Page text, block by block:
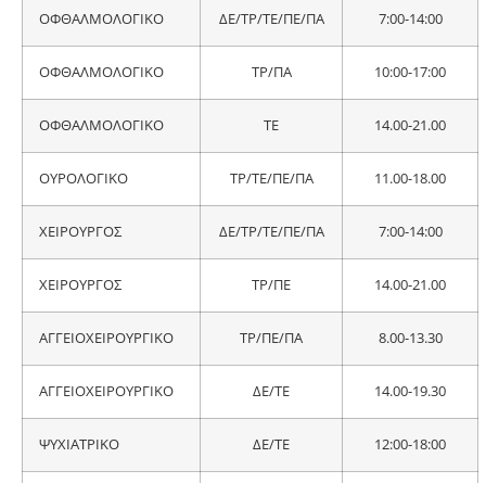
ΟΦΘΑΛΜΟΛΟΓΙΚΟ ΔΕ/ΤΡ/ΤΕ/ΠΕ/ΠΑ 7:00-14:00
ΟΦΘΑΛΜΟΛΟΓΙΚΟ ΤΡ/ΠΑ 10:00-17:00
ΟΦΘΑΛΜΟΛΟΓΙΚΟ ΤΕ 14.00-21.00
ΟΥΡΟΛΟΓΙΚΟ ΤΡ/ΤΕ/ΠΕ/ΠΑ 11.00-18.00
ΧΕΙΡΟΥΡΓΟΣ ΔΕ/ΤΡ/ΤΕ/ΠΕ/ΠΑ 7:00-14:00
ΧΕΙΡΟΥΡΓΟΣ ΤΡ/ΠΕ 14.00-21.00
ΑΓΓΕΙΟΧΕΙΡΟΥΡΓΙΚΟ ΤΡ/ΠΕ/ΠΑ 8.00-13.30
ΑΓΓΕΙΟΧΕΙΡΟΥΡΓΙΚΟ ΔΕ/ΤΕ 14.00-19.30
ΨΥΧΙΑΤΡΙΚΟ ΔΕ/ΤΕ 12:00-18:00